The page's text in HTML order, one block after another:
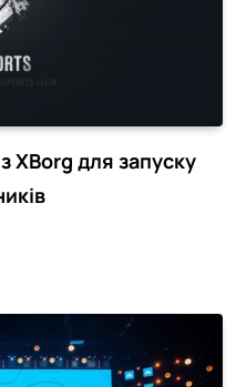
XBorg для запуску